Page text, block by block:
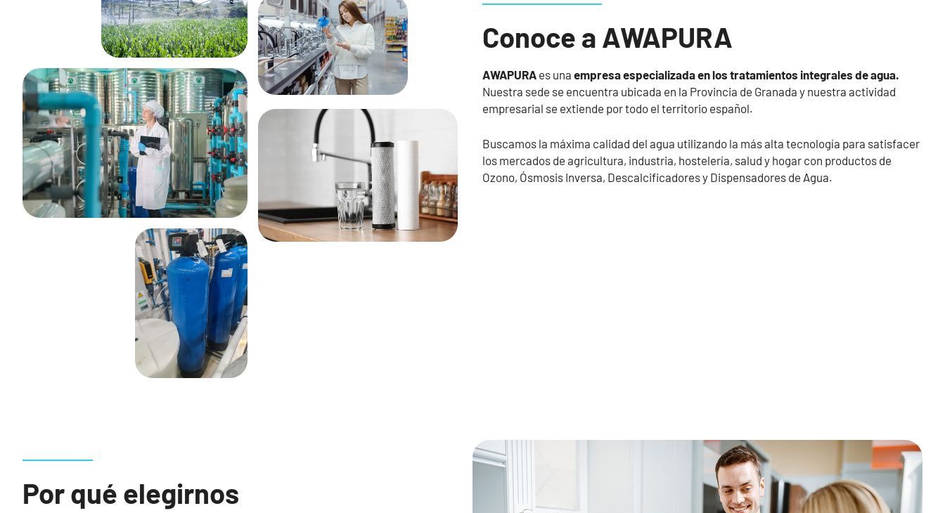
Conoce a AWAPURA
AWAPURAes una empresa especializada en los tratamientos integrales de agua.
Nuestra sede se encuentra ubicada en la Provincia de Granada y nuestra actividad
empresarial se extiende por todo el territorio español.
Buscamos la máxima calidad del agua utilizando la más alta tecnología para satisfacer
los mercados de agricultura, industria, hostelería, salud y hogar con productos de
Ozono, Ósmosis Inversa, Descalcificadores y Dispensadores de Agua.
Por qué elegirnos